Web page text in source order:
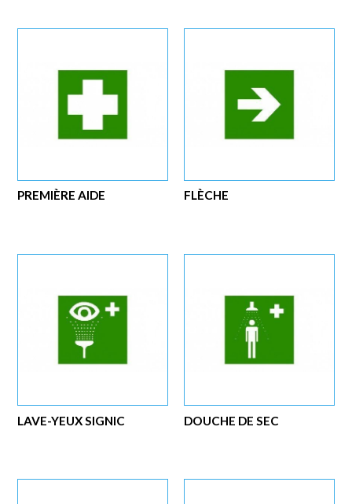
FLÈCHE
PREMIÈRE AIDE
DOUCHE DE SEC
LAVE-YEUX SIGNIC